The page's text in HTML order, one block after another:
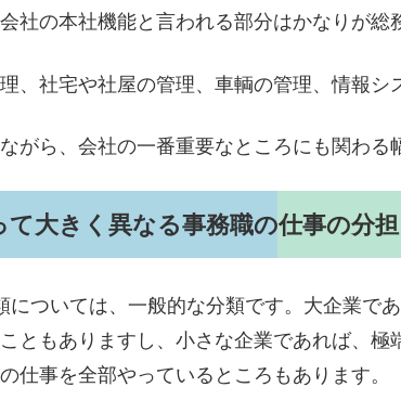
社の本社機能と言われる部分はかなりが総
、社宅や社屋の管理、車輌の管理、情報シ
がら、会社の一番重要なところにも関わる
て大きく異なる事務職の仕事の分担
については、一般的な分類です。大企業で
ともありますし、小さな企業であれば、
仕事を全部やっているところもあります。